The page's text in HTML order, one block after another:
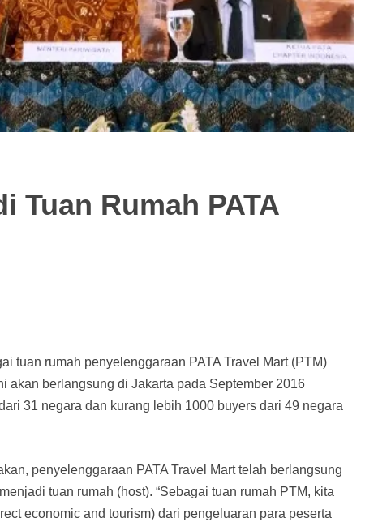
Tuan Rumah PATA
tuan rumah penyelenggaraan PATA Travel Mart (PTM)
akan berlangsung di Jakarta pada September 2016
31 negara dan kurang lebih 1000 buyers dari 49 negara
penyelenggaraan PATA Travel Mart telah berlangsung
tuan rumah (host). “Sebagai tuan rumah PTM, kita
economic and tourism) dari pengeluaran para peserta